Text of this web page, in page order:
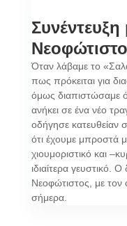
Νεοφώτιστο
Όταν λάβαμε το
πως πρόκειται για
όμως διαπιστώσαμε
ανήκει σε ένα νέο
οδήγησε κατευθείαν
ότι έχουμε μπροστά
χιουμοριστικό και
ιδιαίτερα
Νεοφώτιστος, με τον
σήμερα.